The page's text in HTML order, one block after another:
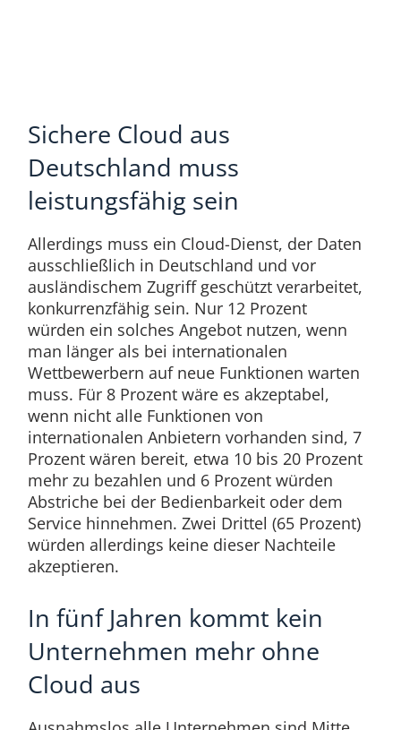
Sichere Cloud aus
Deutschland muss
leistungsfähig sein
Allerdings muss ein Cloud-Dienst, der Daten
ausschließlich in Deutschland und vor
ausländischem Zugriff geschützt verarbeitet,
konkurrenzfähig sein. Nur 12 Prozent
würden ein solches Angebot nutzen, wenn
man länger als bei internationalen
Wettbewerbern auf neue Funktionen warten
muss. Für 8 Prozent wäre es akzeptabel,
wenn nicht alle Funktionen von
internationalen Anbietern vorhanden sind, 7
Prozent wären bereit, etwa 10 bis 20 Prozent
mehr zu bezahlen und 6 Prozent würden
Abstriche bei der Bedienbarkeit oder dem
Service hinnehmen. Zwei Drittel (65 Prozent)
würden allerdings keine dieser Nachteile
akzeptieren.
In fünf Jahren kommt kein
Unternehmen mehr ohne
Cloud aus